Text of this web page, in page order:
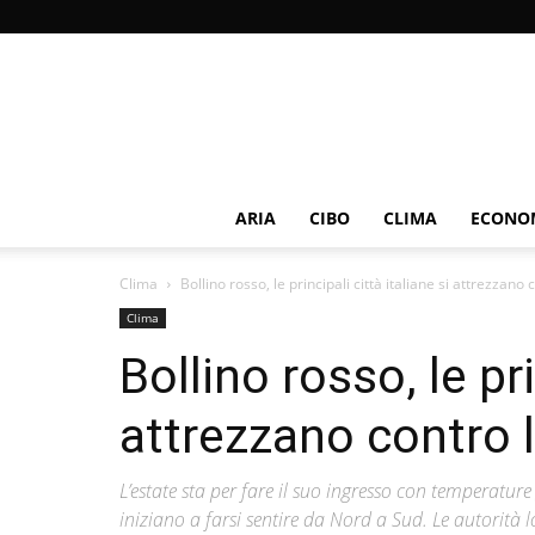
ARIA CIBO CLIMA
Clima Bollino rosso, le principali città italiane si attrezzano
Clima
Bollino rosso, le
attrezzano contro
L’estate sta per fare il suo ingresso con
iniziano a farsi sentire da Nord a Sud. Le autorità